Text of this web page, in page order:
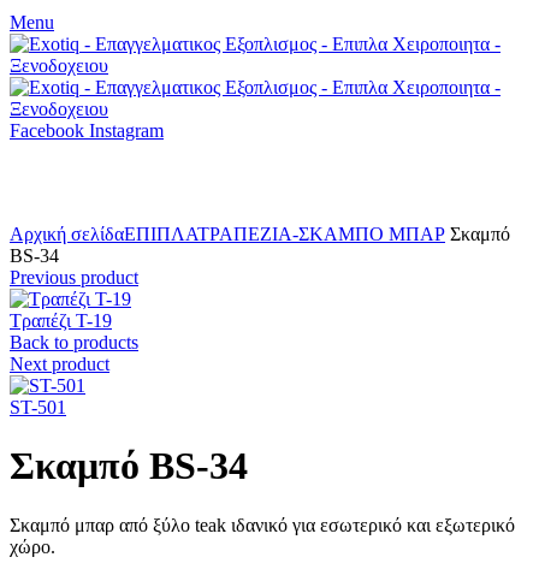
Menu
Facebook Instagram
Αρχική σελίδαΕΠΙΠΛΑΤΡΑΠΕΖΙΑ-ΣΚΑΜΠΟ ΜΠΑΡ Σκαμπό
BS-34
Previous product
Τραπέζι Τ-19
Back to products
Next product
ST-501
Σκαμπό BS-34
Σκαμπό μπαρ από ξύλο teak ιδανικό για εσωτερικό και εξωτερικό
χώρο.